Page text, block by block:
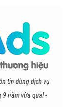
tin dùng dịch vụ
năm vừa qua! -